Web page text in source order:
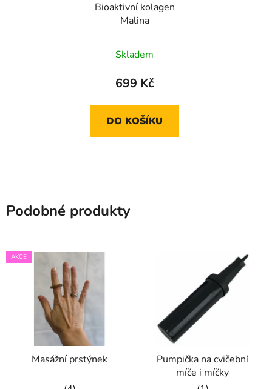
Bioaktivní kolagen
Malina
Skladem
699 Kč
DO KOŠÍKU
Podobné produkty
AKCE
Masážní prstýnek
Pumpička na cvičební
míče i míčky